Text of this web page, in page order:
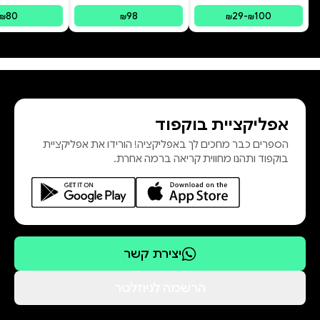
₪29-₪100
₪98
₪80
אפליקציית בוקפוד
הספרים כבר מחכים לך באפליקציה! הורידו את אפליקציית
בוקפוד ותהנו מחווית קריאה ברמה אחרת.
יצירת קשר